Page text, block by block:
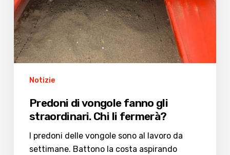
Notizie
Predoni di vongole fanno gli
straordinari. Chi li fermerà?
I predoni delle vongole sono al lavoro da
settimane. Battono la costa aspirando